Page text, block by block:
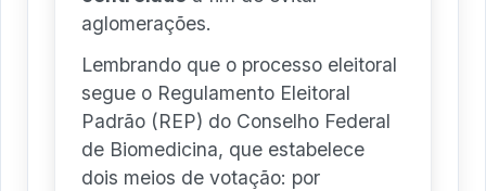
aglomerações.
Lembrando que o processo eleitoral
segue o Regulamento Eleitoral
Padrão (REP) do Conselho Federal
de Biomedicina, que estabelece
dois meios de votação: por